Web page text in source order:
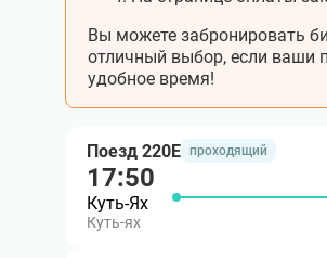
Вы можете забронировать
отличный выбор, если ваши
удобное время!
Поезд 220Е проходящий
17:50
Куть-Ях
Куть-ях